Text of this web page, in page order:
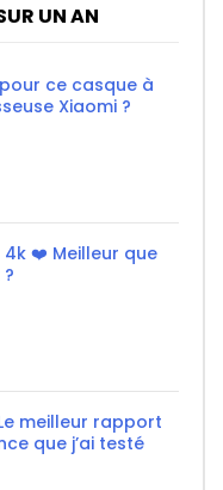
UN AN
pour ce casque à
Xiaomi ?
4k ❤️ Meilleur que
meilleur rapport
que j’ai testé